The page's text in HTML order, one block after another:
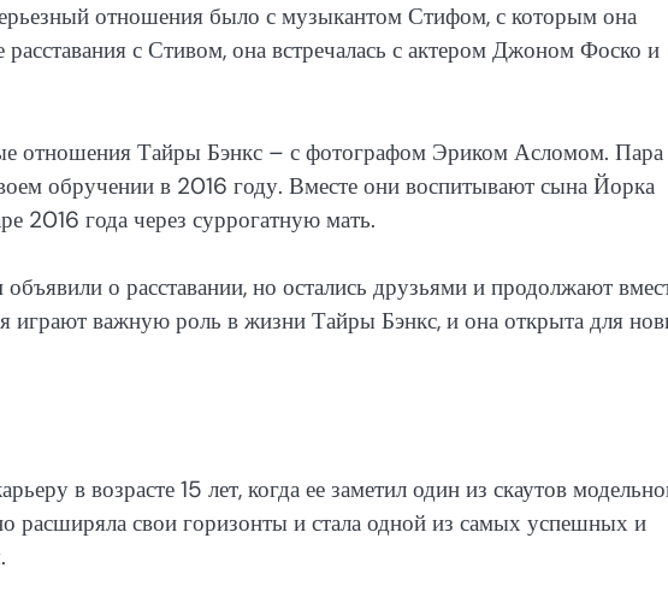
отношения было с музыкантом Стифом, с которым она
с Стивом, она встречалась с актером Джоном Фоско и
отношения Тайры Бэнкс – с фотографом Эриком Асломом. Пара
обручении в 2016 году. Вместе они воспитывают сына Йорка
2016 года через суррогатную мать.
о расставании, но остались друзьями и продолжают
играют важную роль в жизни Тайры Бэнкс, и она открыта для
в возрасте 15 лет, когда ее заметил один из скаутов
расширяла свои горизонты и стала одной из самых успешных и